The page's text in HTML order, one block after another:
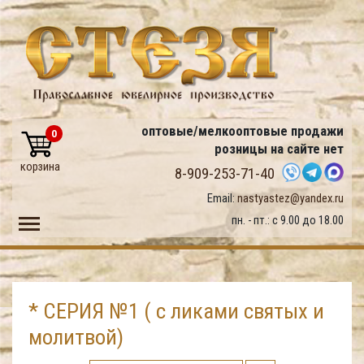
оптовые/мелкооптовые продажи
розницы на сайте нет
8-909-253-71-40
Email: nastyastez@yandex.ru
пн. - пт.: с 9.00 до 18.00
0
корзина
Toggle main menu visibility
* СЕРИЯ №1 ( с ликами святых и
молитвой)